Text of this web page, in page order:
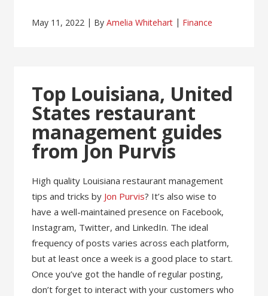
May 11, 2022 ByAmelia Whitehart Finance
Top Louisiana, United
States restaurant
management guides
from Jon Purvis
High quality Louisiana restaurant management
tips and tricks by Jon Purvis? It’s also wise to
have a well-maintained presence on Facebook,
Instagram, Twitter, and LinkedIn. The ideal
frequency of posts varies across each platform,
but at least once a week is a good place to start.
Once you’ve got the handle of regular posting,
don’t forget to interact with your customers who